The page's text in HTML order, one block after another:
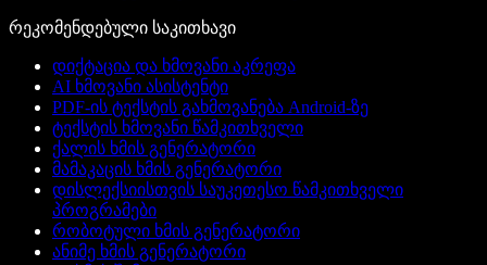
რეკომენდებული საკითხავი
დიქტაცია და ხმოვანი აკრეფა
AI ხმოვანი ასისტენტი
PDF-ის ტექსტის გახმოვანება Android-ზე
ტექსტის ხმოვანი წამკითხველი
ქალის ხმის გენერატორი
მამაკაცის ხმის გენერატორი
დისლექსიისთვის საუკეთესო წამკითხველი
პროგრამები
რობოტული ხმის გენერატორი
ანიმე ხმის გენერატორი